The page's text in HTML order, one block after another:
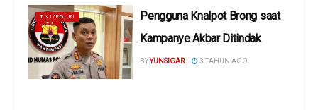
TNI/POLRI
Pengguna Knalpot Brong saat
Kampanye Akbar Ditindak
BYYUNSIGAR 3 TAHUN AGO